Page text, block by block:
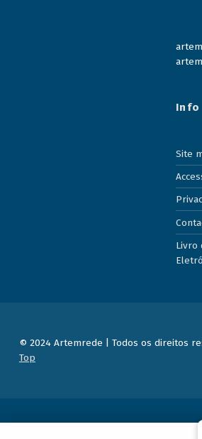
Info
Site
Livro
© 2024 Artemrede | Todos os direitos
Top